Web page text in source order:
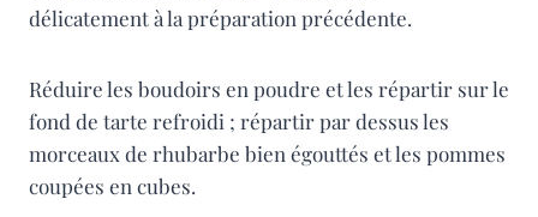
délicatement à la préparation précédente.
Réduire les boudoirs en poudre et les répartir sur le
fond de tarte refroidi ; répartir par dessus les
morceaux de rhubarbe bien égouttés et les pommes
coupées en cubes.